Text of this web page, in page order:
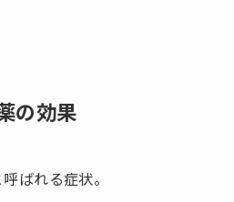
の効果
ばれる症状。